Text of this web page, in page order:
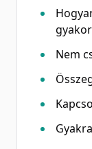
Nem